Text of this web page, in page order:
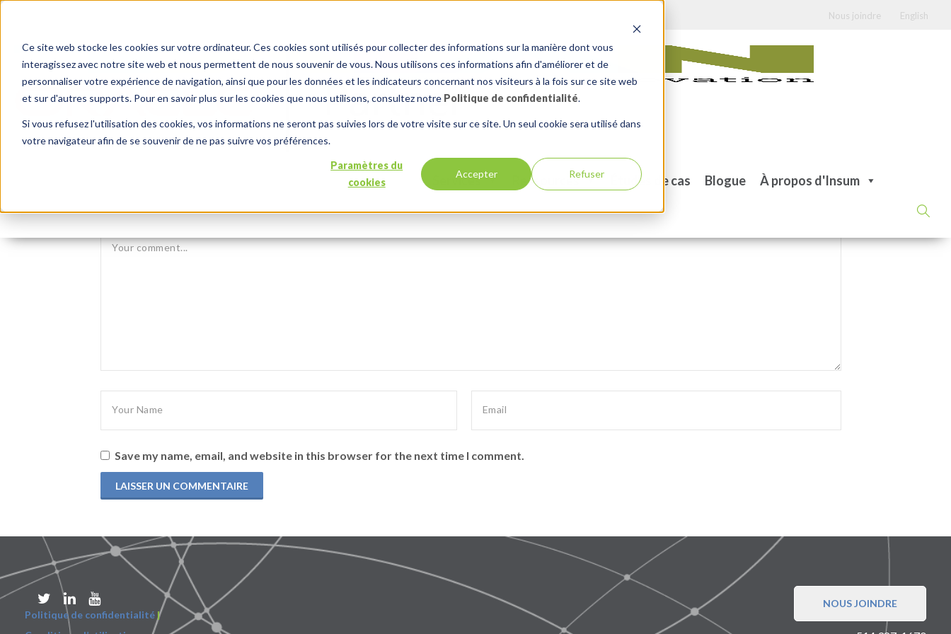
Ce site web stocke les cookies sur votre ordinateur. Ces cookies sont utilisés pour collecter des informations sur la manière dont vous
interagissez avec notre site web et nous permettent de nous souvenir de vous. Nous utilisons ces informations afin d'améliorer et de
personnaliser votre expérience de navigation, ainsi que pour les données et les indicateurs concernant nos visiteurs à la fois sur ce site web
et sur d'autres supports. Pour en savoir plus sur les cookies que nous utilisons, consultez notre Politique de confidentialité.
Si vous refusez l'utilisation des cookies, vos informations ne seront pas suivies lors de votre visite sur ce site. Un seul cookie sera utilisé dans
votre navigateur afin de se souvenir de ne pas suivre vos préférences.
Paramètres du
cookies
Accepter Refuser
Nous joindre English
Services Ressources Études de cas Blogue À propos d'Insum
Save my name, email, and website in this browser for the next time I comment.
Politique de confidentialité |
NOUS JOINDRE